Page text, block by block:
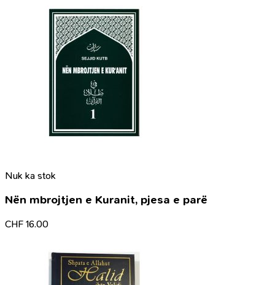
Nuk ka stok
Nën mbrojtjen e Kuranit, pjesa e parë
CHF 16.00